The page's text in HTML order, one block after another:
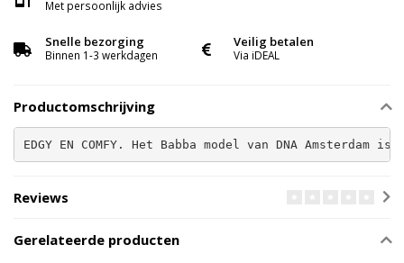
Met persoonlijk advies
Snelle bezorging
Binnen 1-3 werkdagen
Veilig betalen
Via iDEAL
Productomschrijving
EDGY EN COMFY. Het Babba model van DNA
Reviews
Gerelateerde producten